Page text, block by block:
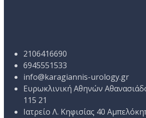
2106416690
6945551533
info@karagiannis-urology.gr
Ευρωκλινική Αθηνών
115 21
Ιατρείο Λ. Κηφισίας 40